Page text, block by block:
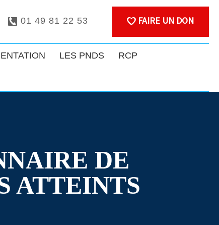
FAIRE UN DON
01 49 81 22 53
LES PNDS RCP
DE
ATTEINTS